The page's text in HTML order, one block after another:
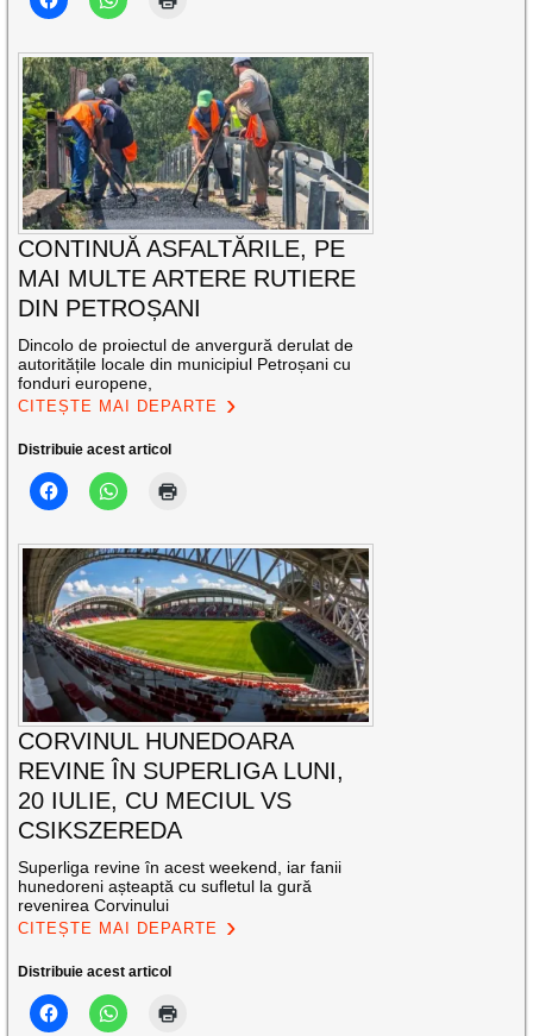
CONTINUĂ ASFALTĂRILE, PE
MAI MULTE ARTERE RUTIERE
DIN PETROȘANI
Dincolo de proiectul de anvergură derulat de
autoritățile locale din municipiul Petroșani cu
fonduri europene,
CITEȘTE MAI DEPARTE
Distribuie acest articol
CORVINUL HUNEDOARA
REVINE ÎN SUPERLIGA LUNI,
20 IULIE, CU MECIUL VS
CSIKSZEREDA
Superliga revine în acest weekend, iar fanii
hunedoreni așteaptă cu sufletul la gură
revenirea Corvinului
CITEȘTE MAI DEPARTE
Distribuie acest articol